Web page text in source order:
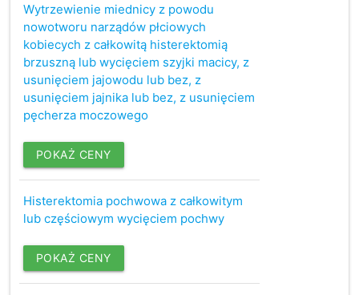
Wytrzewienie miednicy z powodu
nowotworu narządów płciowych
kobiecych z całkowitą histerektomią
brzuszną lub wycięciem szyjki macicy, z
usunięciem jajowodu lub bez, z
usunięciem jajnika lub bez, z usunięciem
pęcherza moczowego
POKAŻ CENY
Histerektomia pochwowa z całkowitym
lub częściowym wycięciem pochwy
POKAŻ CENY